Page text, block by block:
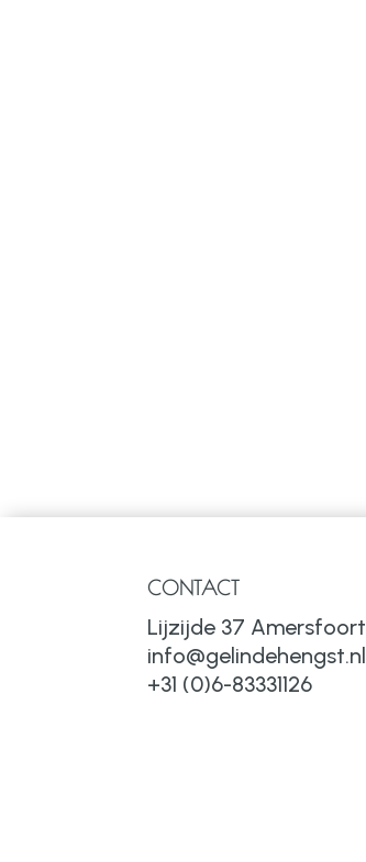
CONTACT
Lijzijde 37 Amersfoort
info@gelindehengst.nl
+31 (0)6-83331126